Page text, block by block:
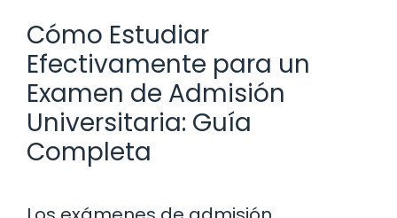
Cómo Estudiar
Efectivamente para un
Examen de Admisión
Universitaria: Guía
Completa